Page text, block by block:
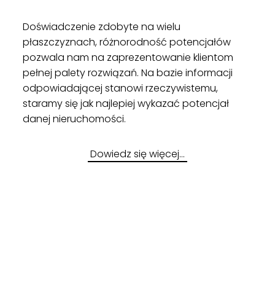
Doświadczenie zdobyte na wielu
płaszczyznach, różnorodność potencjałów
pozwala nam na zaprezentowanie klientom
pełnej palety rozwiązań. Na bazie informacji
odpowiadającej stanowi rzeczywistemu,
staramy się jak najlepiej wykazać potencjał
danej nieruchomości.
Dowiedz się więcej…